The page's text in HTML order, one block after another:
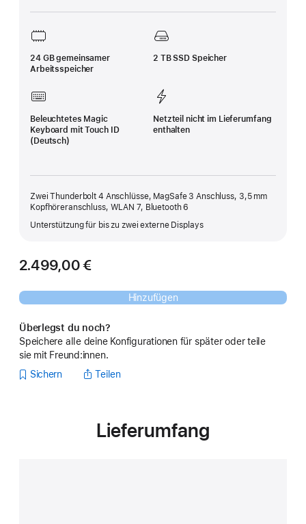
24 GB gemeinsamer
Arbeitsspeicher
2 TB SSD Speicher
Beleuchtetes Magic
Keyboard mit Touch ID
(Deutsch)
Netzteil nicht im Lieferumfang
enthalten
Zwei Thunderbolt 4 Anschlüsse, MagSafe 3 Anschluss, 3,5 mm
Kopfhöreranschluss, WLAN 7, Bluetooth 6
Unterstützung für bis zu zwei externe Displays
2.499,00 €
Hinzufügen
Überlegst du noch?
Speichere alle deine Konfigurationen für später oder teile
sie mit Freund:innen.
Sichern
Teilen
Lieferumfang